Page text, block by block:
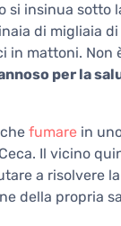
si insinua sotto
di migliaia
mattoni. Non
per la
fumare in
Il vicino
a risolvere
della propria